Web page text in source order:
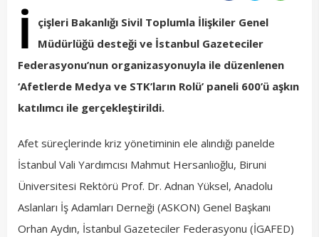
İ
çişleri Bakanlığı Sivil Toplumla İlişkiler Genel
Müdürlüğü desteği ve İstanbul Gazeteciler
Federasyonu’nun organizasyonuyla ile düzenlenen
‘Afetlerde Medya ve STK’ların Rolü’ paneli 600’ü aşkın
katılımcı ile gerçekleştirildi.
Afet süreçlerinde kriz yönetiminin ele alındığı panelde
İstanbul Vali Yardımcısı Mahmut Hersanlıoğlu, Biruni
Üniversitesi Rektörü Prof. Dr. Adnan Yüksel, Anadolu
Aslanları İş Adamları Derneği (ASKON) Genel Başkanı
Orhan Aydın, İstanbul Gazeteciler Federasyonu (İGAFED)